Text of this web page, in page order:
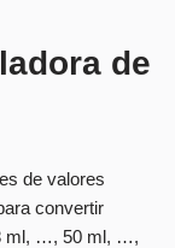
de
de valores
convertir
ml, …, 50 ml, …,